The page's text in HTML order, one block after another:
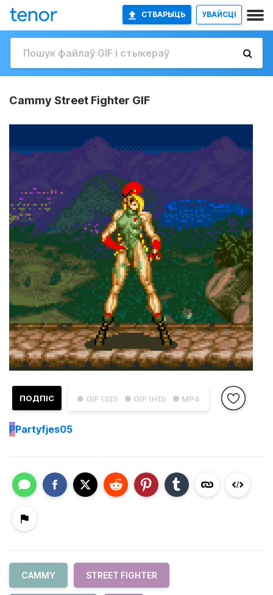
СТВАРЫЦЬ УВАЙСЦІ
Cammy Street Fighter GIF
● GIF (SD) ● GIF (HD) ● MP4
ПОДПІС
PPartyfjes05
CAMMY STREET FIGHTER